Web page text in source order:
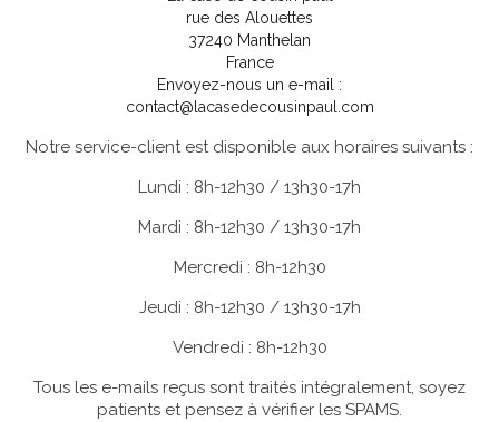
rue des Alouettes
37240 Manthelan
France
Envoyez-nous un e-mail :
contact@lacasedecousinpaul.com
Notre service-client est disponible aux horaires suivants :
Lundi : 8h-12h30 / 13h30-17h
Mardi : 8h-12h30 / 13h30-17h
Mercredi : 8h-12h30
Jeudi : 8h-12h30 / 13h30-17h
Vendredi : 8h-12h30
Tous les e-mails reçus sont traités intégralement, soyez
patients et pensez à vérifier les SPAMS.